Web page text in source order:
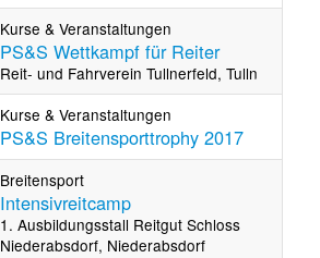
Kurse & Veranstaltungen
PS&S Wettkampf für Reiter
Reit- und Fahrverein Tullnerfeld, Tulln
Kurse & Veranstaltungen
PS&S Breitensporttrophy 2017
Breitensport
Intensivreitcamp
1. Ausbildungsstall Reitgut Schloss
Niederabsdorf, Niederabsdorf